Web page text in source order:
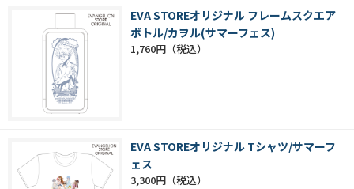
EVA STOREオリジナル フレームスクエア
ボトル/カヲル(サマーフェス)
1,760円
EVA STOREオリジナル Tシャツ/サマーフ
ェス
3,300円